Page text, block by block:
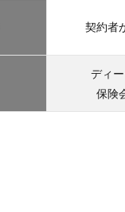
契約者
ディ
保険